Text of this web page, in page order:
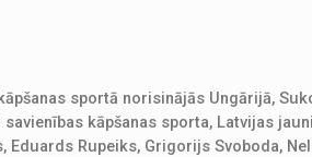
sportā norisinājās Ungārijā,
kāpšanas sporta, Latvijas
Eduards Rupeiks, Grigorijs Svoboda,